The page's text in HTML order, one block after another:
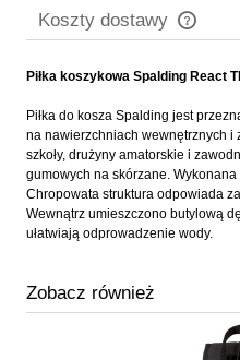
Koszty dostawy
Cena nie zawiera
Piłka koszykowa Spalding React
Piłka do kosza Spalding jest
na nawierzchniach wewnętrznych i
szkoły, drużyny amatorskie i
gumowych na skórzane.
Chropowata struktura odpowiada
Wewnątrz umieszczono butylową
ułatwiają odprowadzenie wody.
Zobacz również